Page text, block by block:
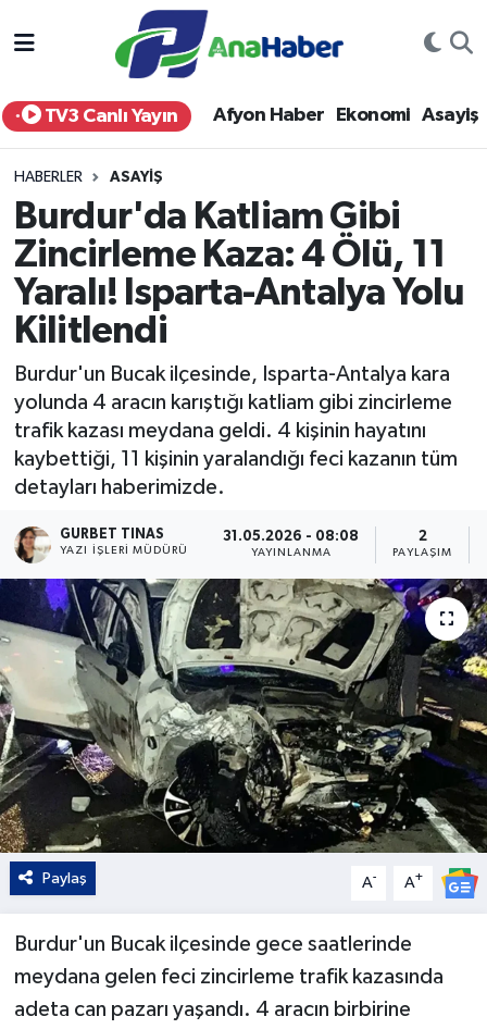
TV3 Canlı Yayın Afyon Haber Ekonomi Asayiş
HABERLER ASAYIŞ
Burdur'da Katliam Gibi
Zincirleme Kaza: 4 Ölü, 11
Yaralı! Isparta-Antalya Yolu
Kilitlendi
Burdur'un Bucak ilçesinde, Isparta-Antalya kara
yolunda 4 aracın karıştığı katliam gibi zincirleme
trafik kazası meydana geldi. 4 kişinin hayatını
kaybettiği, 11 kişinin yaralandığı feci kazanın tüm
detayları haberimizde.
GURBET TINAS
YAZI İŞLERI MÜDÜRÜ
31.05.2026 - 08:08
YAYINLANMA
2
PAYLAŞIM
Paylaş A- A+
Burdur'un Bucak ilçesinde gece saatlerinde
meydana gelen feci zincirleme trafik kazasında
adeta can pazarı yaşandı. 4 aracın birbirine
Yurt Haber
Afyon Haber
Siyaset
Spor
Sağlık
Teknoloji
Kültür - Sanat
Yaşam
Afyonkarahisar Nöbetçi Eczaneler
Afyonkarahisar Hava Durumu
Afyonkarahisar Trafik Yoğunluk Haritası
Süper Lig Puan Durumu ve Fikstür
Son Dakika Haberleri
Haber Arşivi